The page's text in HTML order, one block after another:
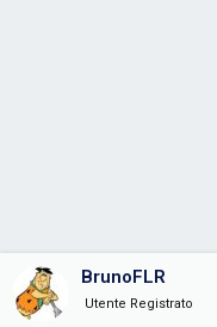
BrunoFLR
Utente Registrato